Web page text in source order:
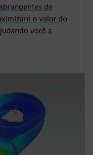
de
o valor do
você a